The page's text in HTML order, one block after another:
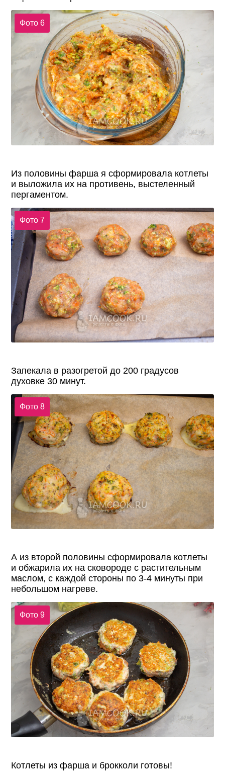
Фото 6
Из половины фарша я сформировала котлеты
и выложила их на противень, выстеленный
пергаментом.
Фото 7
Запекала в разогретой до 200 градусов
духовке 30 минут.
Фото 8
А из второй половины сформировала котлеты
и обжарила их на сковороде с растительным
маслом, с каждой стороны по 3-4 минуты при
небольшом нагреве.
Фото 9
Котлеты из фарша и брокколи готовы!